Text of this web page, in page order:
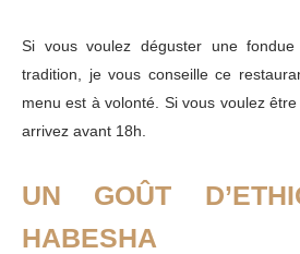
Si vous voulez déguster une
tradition, je vous conseille ce
menu est à volonté. Si vous voulez être
arrivez avant 18h.
UN GOÛT
HABESHA